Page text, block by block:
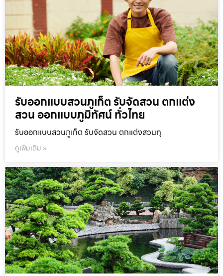
รับออกแบบสวนภูเก็ต รับจัดสวน ตกแต่ง
สวน ออกแบบภูมิทัศน์ ทั่วไทย
รับออกแบบสวนภูเก็ต รับจัดสวน ตกแต่งสวนทุ
ดูเพิ่มเติม »